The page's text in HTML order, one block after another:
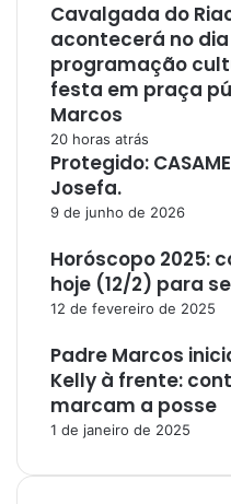
Cavalgada do
acontecerá no
programação
festa em praça
Marcos
20 horas atrás
Protegido:
Josefa.
9 de junho de 2026
Horóscopo 2025:
hoje (12/2) para
12 de fevereiro de 2025
Padre Marcos
Kelly à frente:
marcam a posse
1 de janeiro de 2025